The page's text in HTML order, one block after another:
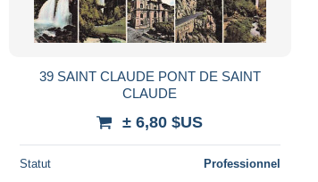
39 SAINT CLAUDE PONT DE SAINT
CLAUDE
± 6,80 $US
Statut Professionnel